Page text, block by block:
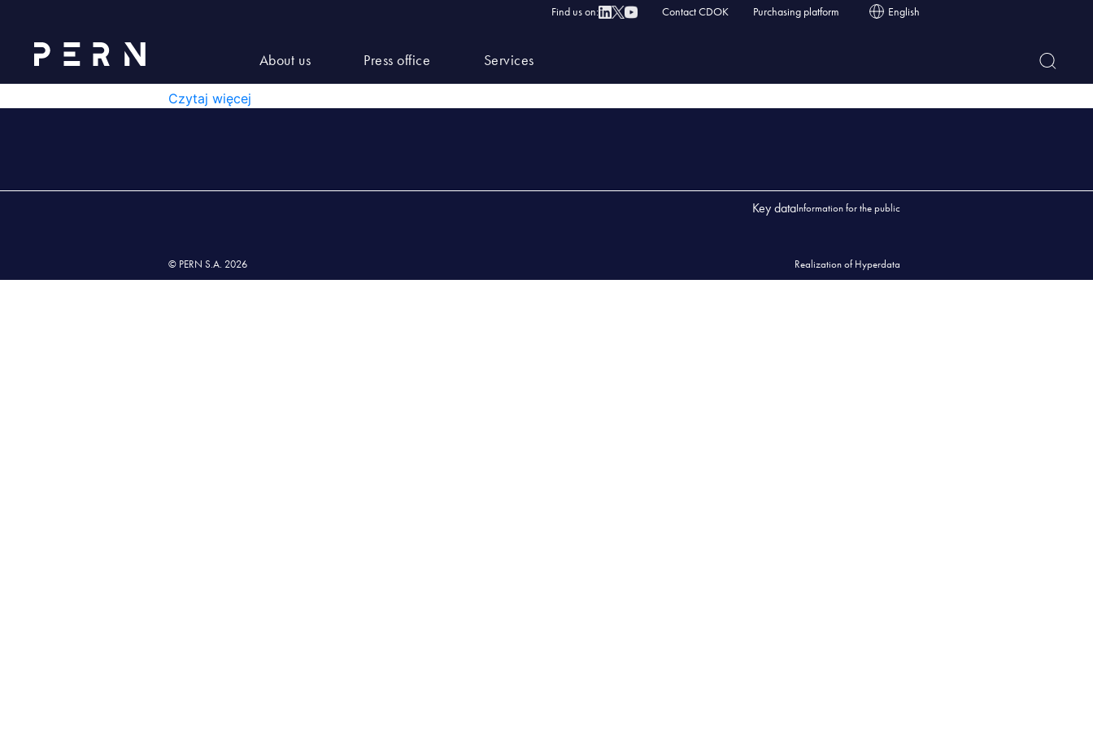
Find us on: Contact CDOK Purchasing platform English
About us Press office Services
Lista nr 5 wyd. XXIV z dnia 26.01.2026 Laboratorium w Emilianowie
LISTA NR 5 WYD. XXIV Z DNIA 26.01.2026 LABORATORIUM W EMILIANOWIE
Czytaj więcej
Key dataInformation for the public
© PERN S.A. 2026 Realization of Hyperdata